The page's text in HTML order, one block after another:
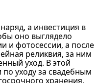
а инвестиция в
оно выглядело
и фотосессии, а после
реликвия, за ним
уход. В этой
уходу за свадебным
хранения.